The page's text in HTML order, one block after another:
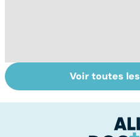
HPV : tout savoir
sur les
Voir toutes